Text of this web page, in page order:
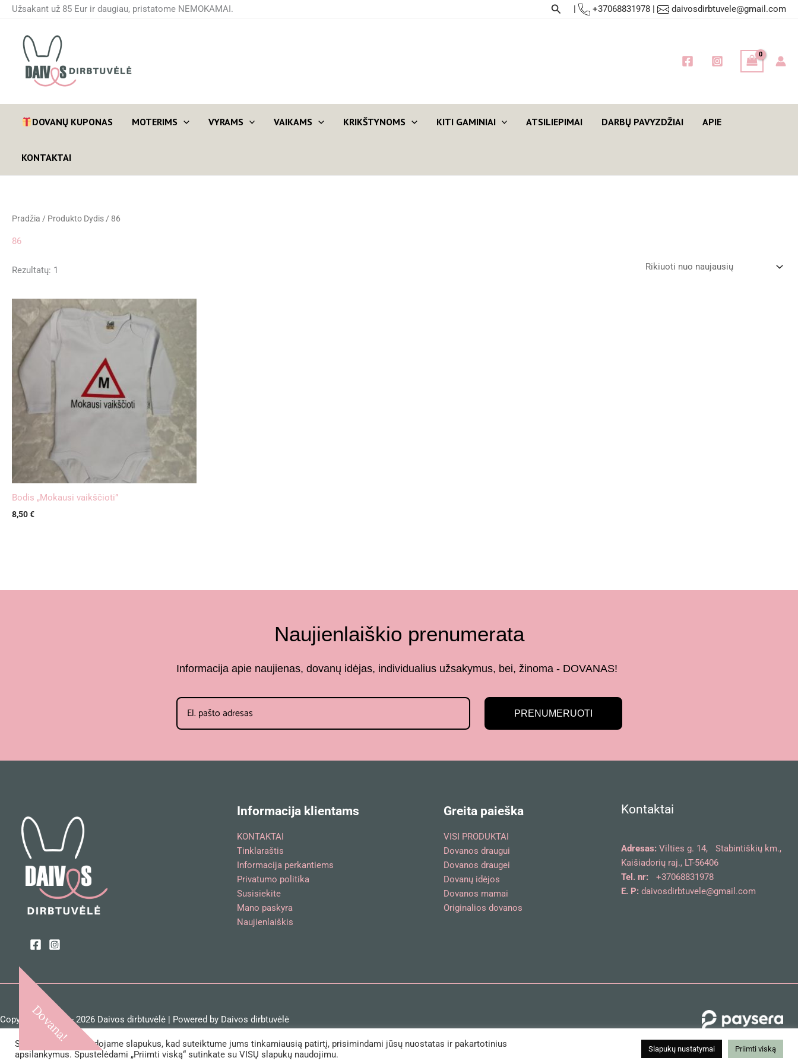
Pereiti
turinio
Užsakant už 85 Eur ir daugiau, pristatome NEMOKAMAI. Paieška
| +37068831978 | daivosdirbtuvele@gmail.com
DOVANŲ KUPONAS MOTERIMS VYRAMS VAIKAMS KRIKŠTYNOMS KITI GAMINIAI ATSILIEPIMAI DARBŲ PAVYZDŽIAI APIE
KONTAKTAI
Pradžia / Produkto Dydis / 86
86
Rezultatų: 1
Bodis „Mokausi vaikščioti”
8,50€
Naujienlaiškio prenumerata
Informacija apie naujienas, dovanų idėjas, individualius užsakymus, bei, žinoma - DOVANAS!
PRENUMERUOTI
Informacija klientams
KONTAKTAI
Tinklaraštis
Informacija perkantiems
Privatumo politika
Susisiekite
Mano paskyra
Naujienlaiškis
Greita paieška
VISI PRODUKTAI
Dovanos draugui
Dovanos draugei
Dovanų idėjos
Dovanos mamai
Originalios dovanos
Kontaktai
Adresas:Vilties g. 14, Stabintiškių km.,
Kaišiadorių raj., LT-56406
Tel. nr:
+37068831978
E. P: daivosdirbtuvele@gmail.com
Copyright © 2018 - 2026 Daivos dirbtuvėlė | Powered by Daivos dirbtuvėlė
Savo svetainėje naudojame slapukus, kad suteiktume jums tinkamiausią patirtį, prisimindami jūsų nuostatas ir pakartotinius
apsilankymus. Spustelėdami „Priimti viską“ sutinkate su VISŲ slapukų naudojimu.
Slapukų nustatymai Priimti viską
Dovana!